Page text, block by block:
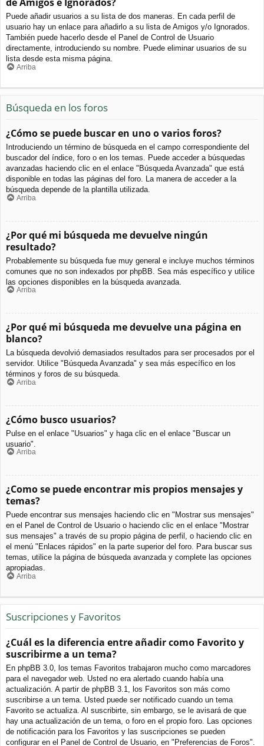
Puede añadir usuarios a su lista de dos maneras. En cada perfil de
usuario hay un enlace para añadirlo a su lista de Amigos y/o Ignorados.
También puede hacerlo desde el Panel de Control de Usuario
directamente, introduciendo su nombre. Puede eliminar usuarios de su
lista desde esta misma página.
Arriba
Búsqueda en los foros
¿Cómo se puede buscar en uno o varios foros?
Introduciendo un término de búsqueda en el campo correspondiente del
buscador del índice, foro o en los temas. Puede acceder a búsquedas
avanzadas haciendo clic en el enlace "Búsqueda Avanzada" que está
disponible en todas las páginas del foro. La manera de acceder a la
búsqueda depende de la plantilla utilizada.
Arriba
¿Por qué mi búsqueda me devuelve ningún
resultado?
Probablemente su búsqueda fue muy general e incluye muchos términos
comunes que no son indexados por phpBB. Sea más específico y utilice
las opciones disponibles en la búsqueda avanzada.
Arriba
¿Por qué mi búsqueda me devuelve una página en
blanco?
La búsqueda devolvió demasiados resultados para ser procesados por el
servidor. Utilice "Búsqueda Avanzada" y sea más específico en los
términos y foros de su búsqueda.
Arriba
¿Cómo busco usuarios?
Pulse en el enlace "Usuarios" y haga clic en el enlace "Buscar un
usuario".
Arriba
¿Como se puede encontrar mis propios mensajes y
temas?
Puede encontrar sus mensajes haciendo clic en "Mostrar sus mensajes"
en el Panel de Control de Usuario o haciendo clic en el enlace "Mostrar
sus mensajes" a través de su propio página de perfil, o haciendo clic en
el menú "Enlaces rápidos" en la parte superior del foro. Para buscar sus
temas, utilice la página de búsqueda avanzada y complete las opciones
apropiadas.
Arriba
Suscripciones y Favoritos
¿Cuál es la diferencia entre añadir como Favorito y
suscribirme a un tema?
En phpBB 3.0, los temas Favoritos trabajaron mucho como marcadores
para el navegador web. Usted no era alertado cuando había una
actualización. A partir de phpBB 3.1, los Favoritos son más como
suscribirse a un tema. Usted puede ser notificado cuando un tema
Favorito se actualiza. Al suscribirte, sin embargo, se le avisará de que
hay una actualización de un tema, o foro en el propio foro. Las opciones
de notificación para los Favoritos y las suscripciones se pueden
configurar en el Panel de Control de Usuario, en "Preferencias de Foros".